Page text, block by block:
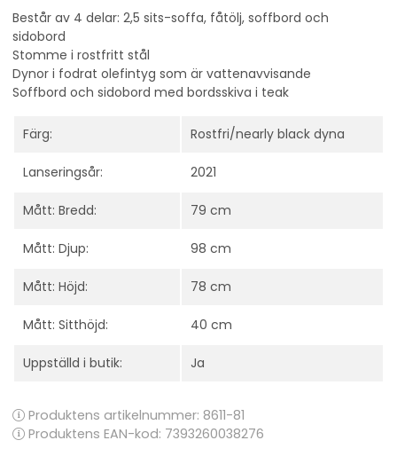
Består av 4 delar: 2,5 sits-soffa, fåtölj, soffbord och
sidobord
Stomme i rostfritt stål
Dynor i fodrat olefintyg som är vattenavvisande
Soffbord och sidobord med bordsskiva i teak
Färg: Rostfri/nearly black dyna
Lanseringsår: 2021
Mått: Bredd: 79 cm
Mått: Djup: 98 cm
Mått: Höjd: 78 cm
Mått: Sitthöjd: 40 cm
Uppställd i butik: Ja
Produktens artikelnummer: 8611-81
Produktens EAN-kod: 7393260038276